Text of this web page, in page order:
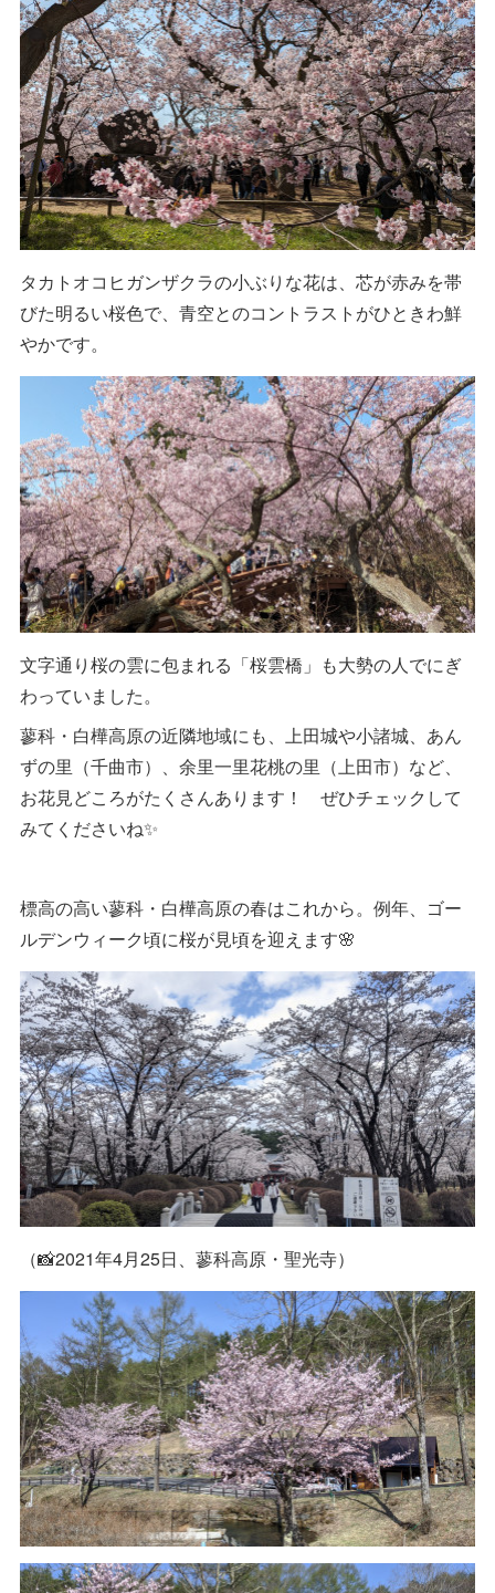
タカトオコヒガンザクラの小ぶりな花は、芯が赤みを帯
びた明るい桜色で、青空とのコントラストがひときわ鮮
やかです。
文字通り桜の雲に包まれる「桜雲橋」も大勢の人でにぎ
わっていました。
蓼科・白樺高原の近隣地域にも、上田城や小諸城、あん
ずの里（千曲市）、余里一里花桃の里（上田市）など、
お花見どころがたくさんあります！ ぜひチェックして
みてくださいね✨
標高の高い蓼科・白樺高原の春はこれから。例年、ゴー
ルデンウィーク頃に桜が見頃を迎えます🌸
（📸2021年4月25日、蓼科高原・聖光寺）